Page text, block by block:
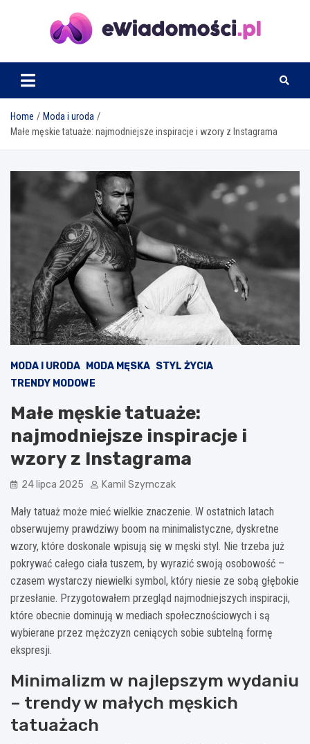
eWiadomosci.pl
Home
Moda i uroda
Małe męskie tatuaże: najmodniejsze inspiracje i wzory z Instagrama
MODA I URODA MODA MĘSKA STYL ŻYCIA
TRENDY MODOWE
Małe męskie tatuaże:
najmodniejsze inspiracje i
wzory z Instagrama
24 lipca 2025 Kamil Szymczak
Mały tatuaż może mieć wielkie znaczenie. W ostatnich latach
obserwujemy prawdziwy boom na minimalistyczne, dyskretne
wzory, które doskonale wpisują się w męski styl. Nie trzeba już
pokrywać całego ciała tuszem, by wyrazić swoją osobowość –
czasem wystarczy niewielki symbol, który niesie ze sobą głębokie
przesłanie. Przygotowałem przegląd najmodniejszych inspiracji,
które obecnie dominują w mediach społecznościowych i są
wybierane przez mężczyzn ceniących sobie subtelną formę
ekspresji.
Minimalizm w najlepszym wydaniu
– trendy w małych męskich
tatuażach